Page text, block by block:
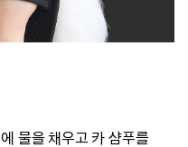
물을 채우고 카 샴푸를